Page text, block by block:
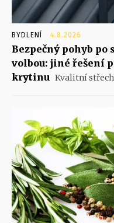
BYDLENÍ 4.8.2026
Bezpečný pohyb po
volbou: jiné řešení
krytinu Kvalitní